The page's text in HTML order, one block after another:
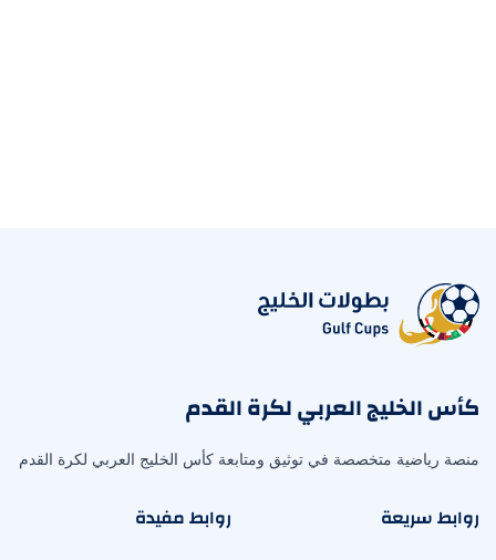
كأس الخليج العربي لكرة القدم
منصة رياضية متخصصة في توثيق ومتابعة كأس الخليج العربي لكرة القدم
روابط سريعة روابط مفيدة